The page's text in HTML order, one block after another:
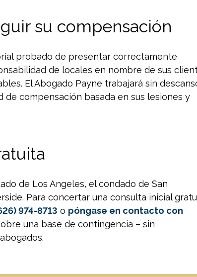
su compensación
probado de presentar correctamente
de locales en nombre de sus
El Abogado Payne trabajará sin
de compensación basada en sus lesiones y
de Los Angeles, el condado de San
Para concertar una consulta inicial
974-8713 o póngase en contacto con
una base de contingencia – sin